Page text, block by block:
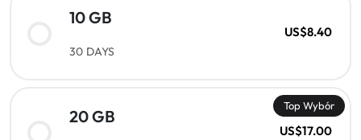
10 GB
30 DAYS
US$8.40
Top Wybór
20 GB
US$17.00